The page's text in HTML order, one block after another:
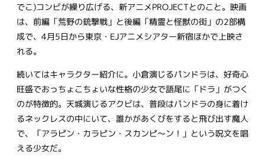
でこ)コンビが繰り広げる、新アニメPROJECTとのこと。映画
は、前編「荒野の銃撃戦」と後編「精霊と怪獣の街」の2部構
成で、4月5日から東京・EJアニメシアター新宿ほかで上映さ
れる。
続いてはキャラクター紹介に。小倉演じるパンドラは、好奇心
旺盛でおっちょこちょいな性格の少女で語尾に「ドラ」がつく
のが特徴的。天城演じるアクビは、普段はパンドラの身に着け
るネックレスの中にいて、誰かがあくびをすると飛び出す魔人
で、「アラピン・カラピン・スカンピ～ン！」という呪文を唱
える少女だ。